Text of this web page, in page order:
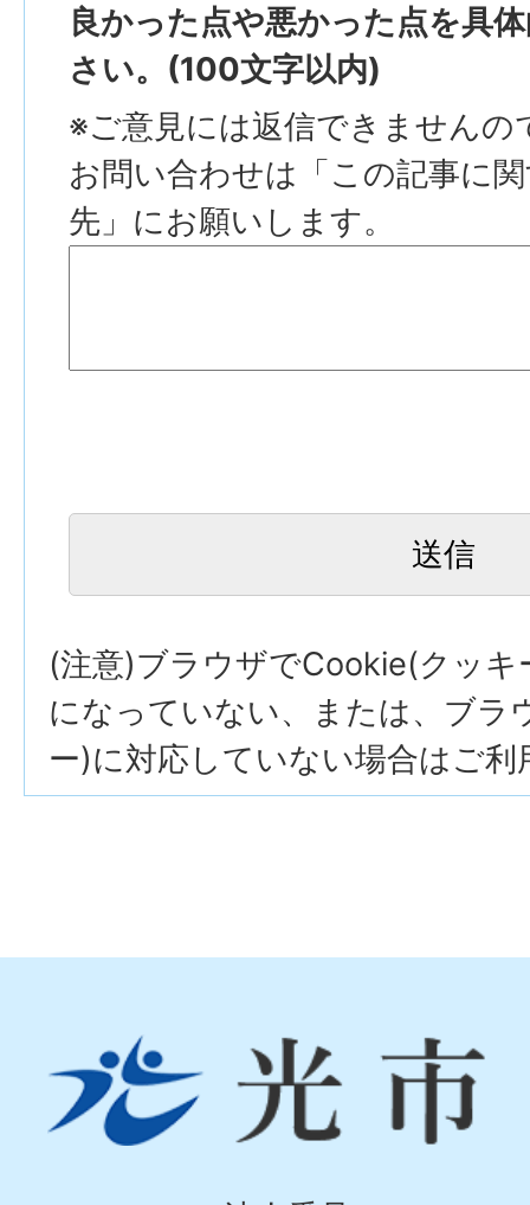
良かった点や悪かった点を具
さい。(100文字以内)
※ご意見には返信できませんの
お問い合わせは「この記事に
先」にお願いします。
(注意)ブラウザでCookie(クッキ
になっていない、または、ブラ
ー)に対応していない場合はご利
市
Hikari